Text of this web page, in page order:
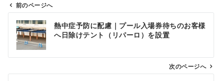
前のページへ
熱中症予防に配慮｜プール入場券待ちのお客様
へ日除けテント（リパーロ）を設置
次のページへ